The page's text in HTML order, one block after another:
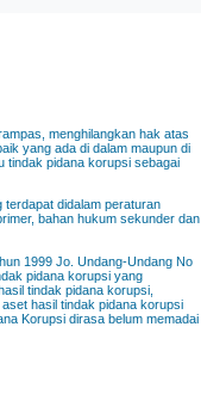
menghilangkan hak atas
yang ada di dalam maupun di
tindak pidana korupsi sebagai
terdapat didalam peraturan
bahan hukum sekunder dan
1999 Jo. Undang-Undang No
pidana korupsi yang
tindak pidana korupsi,
hasil tindak pidana korupsi
Korupsi dirasa belum memadai